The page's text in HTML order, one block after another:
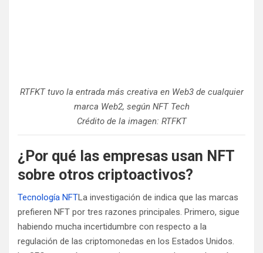
RTFKT tuvo la entrada más creativa en Web3 de cualquier
marca Web2, según NFT Tech
Crédito de la imagen: RTFKT
¿Por qué las empresas usan NFT
sobre otros criptoactivos?
Tecnología NFTLa investigación de indica que las marcas
prefieren NFT por tres razones principales. Primero, sigue
habiendo mucha incertidumbre con respecto a la
regulación de las criptomonedas en los Estados Unidos.